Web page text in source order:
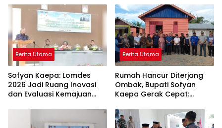
Kompak Ambil Rapor Anak
Berita Utama
Sofyan Kaepa: Lomdes
2026 Jadi Ruang Inovasi
dan Evaluasi Kemajuan
Berita Utama
Rumah Hancur Diterjang
Ombak, Bupati Sofyan
Kaepa Gerak Cepat:
Diserahkan!